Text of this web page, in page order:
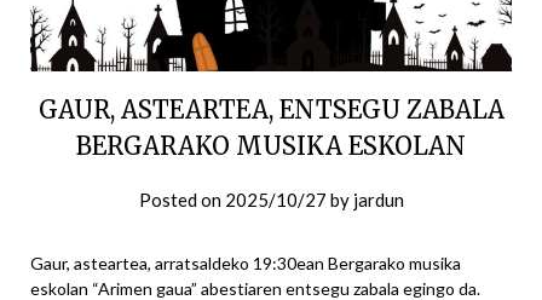
GAUR, ASTEARTEA, ENTSEGU ZABALA
BERGARAKO MUSIKA ESKOLAN
Posted on 2025/10/27 by jardun
Gaur, asteartea, arratsaldeko 19:30ean Bergarako musika
eskolan “Arimen gaua” abestiaren entsegu zabala egingo da.